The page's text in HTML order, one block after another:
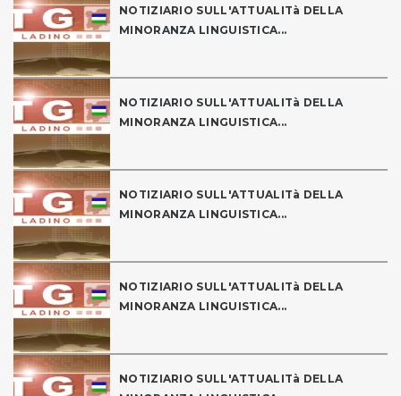
NOTIZIARIO SULL'ATTUALITà DELLA
MINORANZA LINGUISTICA...
NOTIZIARIO SULL'ATTUALITà DELLA
MINORANZA LINGUISTICA...
NOTIZIARIO SULL'ATTUALITà DELLA
MINORANZA LINGUISTICA...
NOTIZIARIO SULL'ATTUALITà DELLA
MINORANZA LINGUISTICA...
NOTIZIARIO SULL'ATTUALITà DELLA